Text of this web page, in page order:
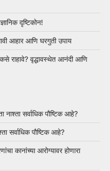
दृष्टिकोन!
आहार आणि घरगुती उपाय
कसे राहावे? वृद्धावस्थेत आनंदी आणि
नाश्ता सर्वाधिक पौष्टिक आहे?
सर्वाधिक पौष्टिक आहे?
कानांच्या आरोग्यावर होणारा